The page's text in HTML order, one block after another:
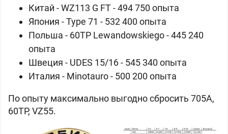
Китай - WZ113 G FT - 494 750 опыта
Япония - Type 71 - 532 400 опыта
Польша - 60TP Lewandowskiego - 445 240
опыта
Швеция - UDES 15/16 - 545 340 опыта
Италия - Minotauro - 500 200 опыта
По опыту максимально выгодно сбросить 705А,
60TP, VZ55.